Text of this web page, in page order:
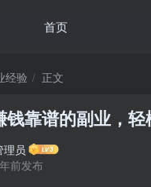
首页
经验 正文
钱靠谱的副业，轻
理员
前发布